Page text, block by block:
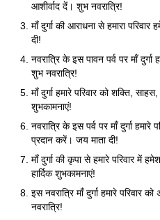
आशीर्वाद दें। शुभ नवरात्रि!
माँ दुर्गा की आराधना से हमारा
दी!
नवरात्रि के इस पावन पर्व पर माँ
शुभ नवरात्रि!
माँ दुर्गा हमारे परिवार को शक्ति,
शुभकामनाएं!
नवरात्रि के इस पर्व पर माँ दुर्गा
प्रदान करें। जय माता दी!
माँ दुर्गा की कृपा से हमारे परिवार में
हार्दिक शुभकामनाएं!
इस नवरात्रि माँ दुर्गा हमारे परिवार
नवरात्रि!